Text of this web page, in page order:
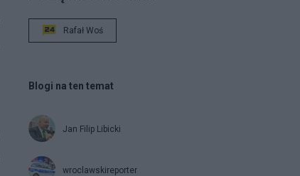
Rafał Woś
Blogi na ten temat
Jan Filip Libicki
wroclawskireporter